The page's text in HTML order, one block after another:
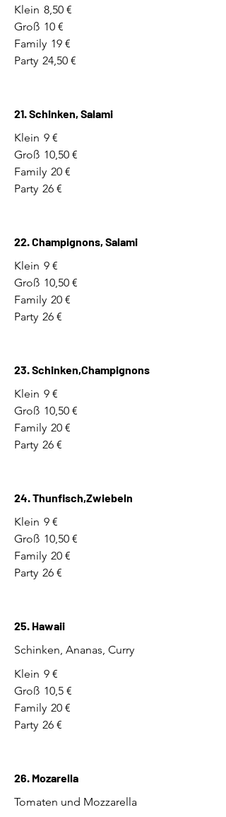
Klein 8,50 €
Groß 10 €
Family 19 €
Party 24,50 €
21. Schinken, Salami
Klein 9 €
Groß 10,50 €
Family 20 €
Party 26 €
22. Champignons, Salami
Klein 9 €
Groß 10,50 €
Family 20 €
Party 26 €
23. Schinken,Champignons
Klein 9 €
Groß 10,50 €
Family 20 €
Party 26 €
24. Thunfisch,Zwiebeln
Klein 9 €
Groß 10,50 €
Family 20 €
Party 26 €
25. Hawaii
Schinken, Ananas, Curry
Klein 9 €
Groß 10,5 €
Family 20 €
Party 26 €
26. Mozarella
Tomaten und Mozzarella